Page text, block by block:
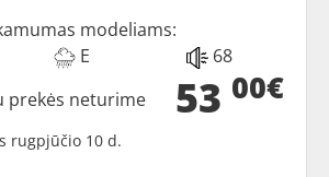
modeliams:
E 68
53 00€
prekės neturime
rugpjūčio 10 d.